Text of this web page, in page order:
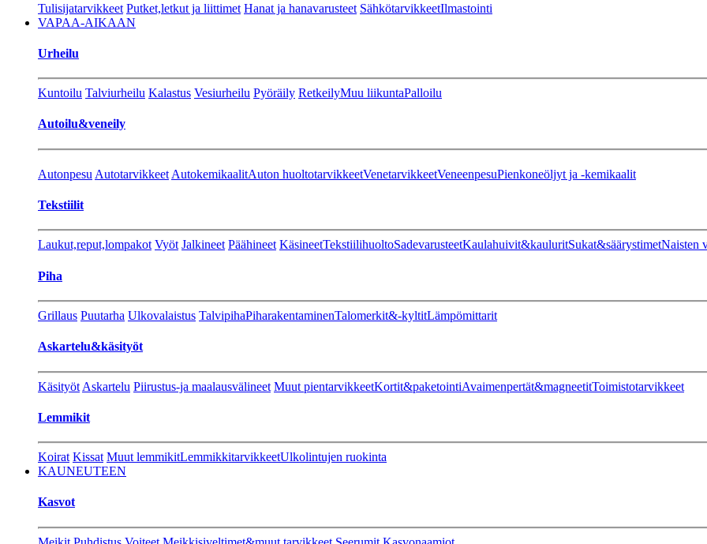
Tulisijatarvikkeet Putket,letkut ja liittimet Hanat ja hanavarusteet SähkötarvikkeetIlmastointi
VAPAA-AIKAAN
Urheilu
Kuntoilu Talviurheilu Kalastus Vesiurheilu Pyöräily RetkeilyMuu liikuntaPalloilu
Autoilu&veneily
Autonpesu Autotarvikkeet AutokemikaalitAuton huoltotarvikkeetVenetarvikkeetVeneenpesuPienkoneöljyt ja -kemikaalit
Tekstiilit
Laukut,reput,lompakot Vyöt Jalkineet Päähineet KäsineetTekstiilihuoltoSadevarusteetKaulahuivit&kauluritSukat&säärystimetNaisten
Piha
Grillaus Puutarha Ulkovalaistus TalvipihaPiharakentaminenTalomerkit&-kyltitLämpömittarit
Askartelu&käsityöt
Käsityöt Askartelu Piirustus-ja maalausvälineet Muut pientarvikkeetKortit&paketointiAvaimenpertät&magneetitToimistotarvikkeet
Lemmikit
Koirat Kissat Muut lemmikitLemmikkitarvikkeetUlkolintujen ruokinta
KAUNEUTEEN
Kasvot